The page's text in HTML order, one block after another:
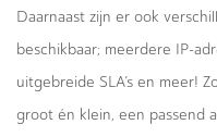
Daarnaast zijn er ook
beschikbaar; meerdere IP-
uitgebreide SLA’s en meer!
groot én klein, een passend